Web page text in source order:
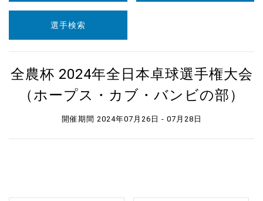
選手検索
全農杯 2024年全日本卓球選手権大会
（ホープス・カブ・バンビの部）
開催期間 2024年07月26日 - 07月28日